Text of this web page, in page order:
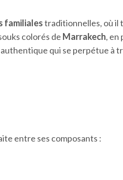
familialestraditionnelles, où il
colorés de Marrakech, en
authentique qui se perpétue à
entre ses composants :